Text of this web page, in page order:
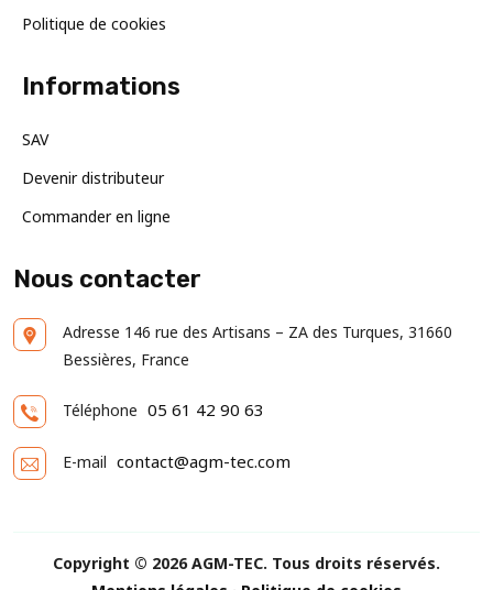
Politique de cookies
Informations
SAV
Devenir distributeur
Commander en ligne
Nous contacter
Adresse 146 rue des Artisans – ZA des Turques, 31660
Bessières, France
Téléphone 05 61 42 90 63
E-mail contact@agm-tec.com
Copyright © 2026 AGM-TEC. Tous droits réservés.